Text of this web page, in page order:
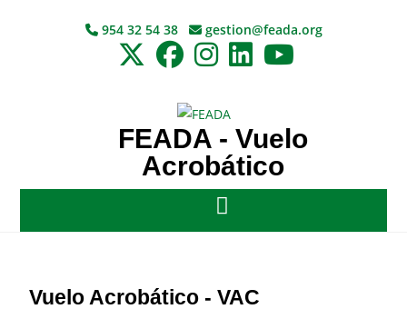
954 32 54 38 gestion@feada.org
FEADA - Vuelo
Acrobático
Vuelo Acrobático - VAC